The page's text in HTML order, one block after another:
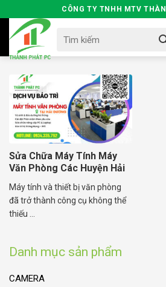
to
content
CÔNG TY TNHH MTV
for:
Danh mục sản phẩm
CAMERA
Sửa Chữa Máy Tính Máy
Văn Phòng Các Huyện Hải
Máy tính và thiết bị văn phòng
đã trở thành công cụ không thể
thiếu ...